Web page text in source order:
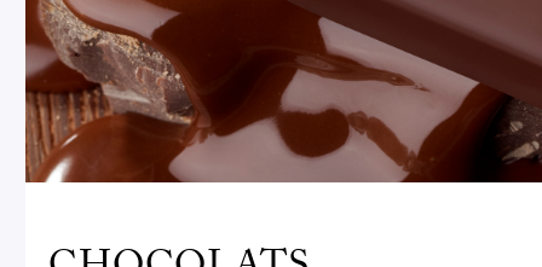
アイス
Glaces
季節の商品
その他
パティスリー 菓子
マカロン